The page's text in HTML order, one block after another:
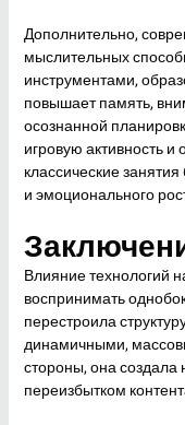
Дополнительно,
мыслительных
инструментами,
повышает память,
осознанной
игровую активность
классические
и эмоционального
Влияние технологий
воспринимать
перестроила
динамичными,
стороны, она создала
переизбытком